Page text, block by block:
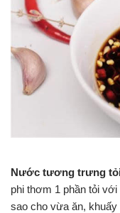
Nước tương trưng
phi thơm 1 phần tỏi
sao cho vừa ăn, khuấy